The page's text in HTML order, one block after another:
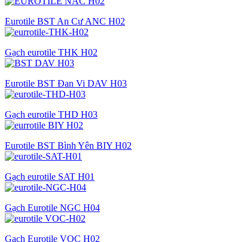
Eurotile BST An Cư ANC H02
Gạch eurotile THK H02
Eurotile BST Đan Vi DAV H03
Gạch eurotile THD H03
Eurotile BST Bình Yên BIY H02
Gạch eurotile SAT H01
Gạch Eurotile NGC H04
Gạch Eurotile VOC H02